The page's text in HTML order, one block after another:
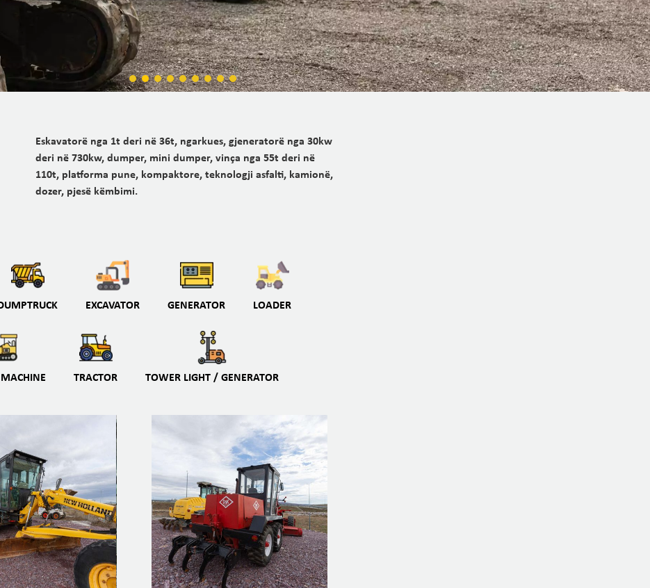
Eskavatorë nga 1t deri në 36t, ngarkues, gjeneratorë nga 30kw
deri në 730kw, dumper, mini dumper, vinça nga 55t deri në
110t, platforma pune, kompaktore, teknologji asfalti, kamionë,
dozer, pjesë këmbimi.
EXCAVATOR GENERATOR LOADER
TRACTOR TOWER LIGHT / GENERATOR